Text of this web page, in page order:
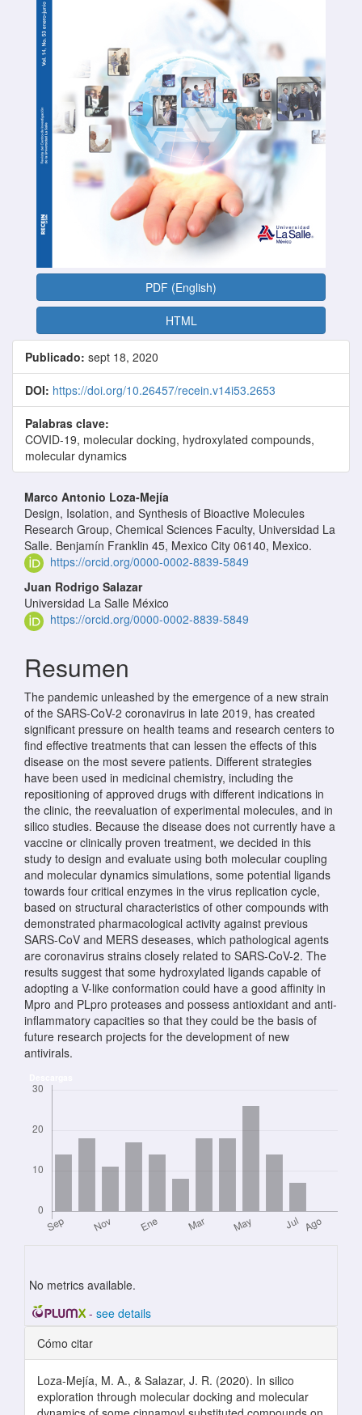
PDF (English)
HTML
Publicado: sept 18, 2020
DOI: https://doi.org/10.26457/recein.v14i53.2653
Palabras clave:
COVID-19, molecular docking, hydroxylated compounds,
molecular dynamics
Contenido principal del artículo
Marco Antonio Loza-Mejía
Design, Isolation, and Synthesis of Bioactive Molecules
Research Group, Chemical Sciences Faculty, Universidad La
Salle. Benjamín Franklin 45, Mexico City 06140, Mexico.
https://orcid.org/0000-0002-8839-5849
Juan Rodrigo Salazar
Universidad La Salle México
https://orcid.org/0000-0002-8839-5849
Resumen
The pandemic unleashed by the emergence of a new strain
of the SARS-CoV-2 coronavirus in late 2019, has created
significant pressure on health teams and research centers to
find effective treatments that can lessen the effects of this
disease on the most severe patients. Different strategies
have been used in medicinal chemistry, including the
repositioning of approved drugs with different indications in
the clinic, the reevaluation of experimental molecules, and in
silico studies. Because the disease does not currently have a
vaccine or clinically proven treatment, we decided in this
study to design and evaluate using both molecular coupling
and molecular dynamics simulations, some potential ligands
towards four critical enzymes in the virus replication cycle,
based on structural characteristics of other compounds with
demonstrated pharmacological activity against previous
SARS-CoV and MERS deseases, which pathological agents
are coronavirus strains closely related to SARS-CoV-2. The
results suggest that some hydroxylated ligands capable of
adopting a V-like conformation could have a good affinity in
Mpro and PLpro proteases and possess antioxidant and anti-
inflammatory capacities so that they could be the basis of
future research projects for the development of new
antivirals.
No metrics available.
- see details
Detalles del artículo
Cómo citar
Loza-Mejía, M. A., & Salazar, J. R. (2020). In silico
exploration through molecular docking and molecular